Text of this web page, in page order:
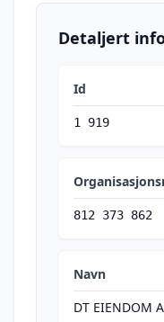
Detaljert
Id
1 919
812 373 862
Navn
DT EIENDOM